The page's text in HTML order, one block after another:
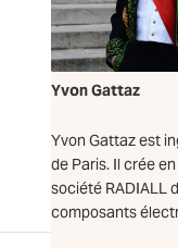
Yvon Gattaz
Yvon Gattaz est
de Paris. Il crée
société RADIALL
composants